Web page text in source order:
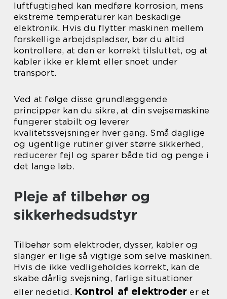
luftfugtighed kan medføre korrosion, mens
ekstreme temperaturer kan beskadige
elektronik. Hvis du flytter maskinen mellem
forskellige arbejdspladser, bør du altid
kontrollere, at den er korrekt tilsluttet, og at
kabler ikke er klemt eller snoet under
transport.
Ved at følge disse grundlæggende
principper kan du sikre, at din svejsemaskine
fungerer stabilt og leverer
kvalitetssvejsninger hver gang. Små daglige
og ugentlige rutiner giver større sikkerhed,
reducerer fejl og sparer både tid og penge i
det lange løb.
Pleje af tilbehør og
sikkerhedsudstyr
Tilbehør som elektroder, dysser, kabler og
slanger er lige så vigtige som selve maskinen.
Hvis de ikke vedligeholdes korrekt, kan de
skabe dårlig svejsning, farlige situationer
eller nedetid. Kontrol af elektroder er et